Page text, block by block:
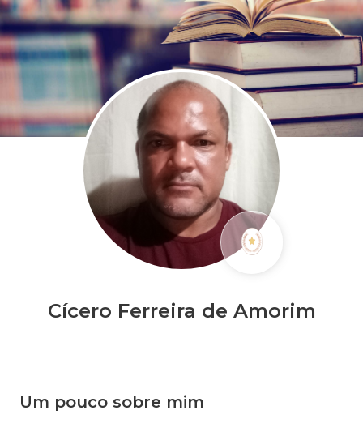
Cícero Ferreira de Amorim
Um pouco sobre mim